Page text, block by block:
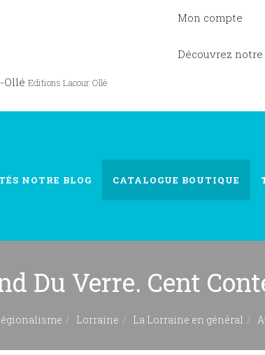
Mon compte
Découvrez
Ollé Editions Lacour Ollé
NOTRE BLOG CATALOGUE BOUTIQUE
Du Verre. Cent
Lorraine La Lorraine en général